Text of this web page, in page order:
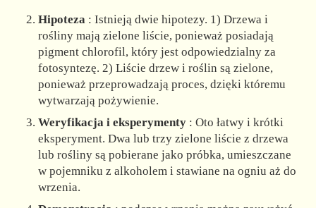
Hipoteza : Istnieją dwie hipotezy. 1) Drzewa i
rośliny mają zielone liście, ponieważ posiadają
pigment chlorofil, który jest odpowiedzialny za
fotosyntezę. 2) Liście drzew i roślin są zielone,
ponieważ przeprowadzają proces, dzięki któremu
wytwarzają pożywienie.
Weryfikacja i eksperymenty : Oto łatwy i krótki
eksperyment. Dwa lub trzy zielone liście z drzewa
lub rośliny są pobierane jako próbka, umieszczane
w pojemniku z alkoholem i stawiane na ogniu aż do
wrzenia.